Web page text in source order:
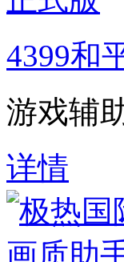
4399和
游戏辅
详情